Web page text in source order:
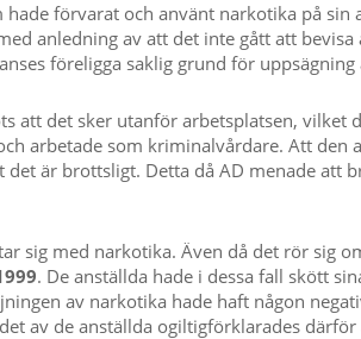
förvarat och använt narkotika på sin
anledning av att det inte gått att
föreligga saklig grund för uppsägning
att det sker utanför arbetsplatsen, vilket
arbetade som kriminalvårdare. Att den
är brottsligt. Detta då AD menade att
sig med narkotika. Även då det rör sig
. De anställda hade i dessa fall skött
av narkotika hade haft någon
av de anställda ogiltigförklarades därför